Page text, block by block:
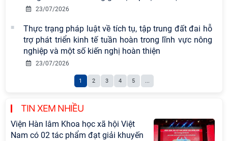
23/07/2026
Thực trạng pháp luật về tích tụ, tập trung đất đai hỗ
trợ phát triển kinh tế tuần hoàn trong lĩnh vực nông
nghiệp và một số kiến nghị hoàn thiện
23/07/2026
1 2 3 4 5 ...
TIN XEM NHIỀU
Viện Hàn lâm Khoa học xã hội Việt
Nam có 02 tác phẩm đạt giải khuyến